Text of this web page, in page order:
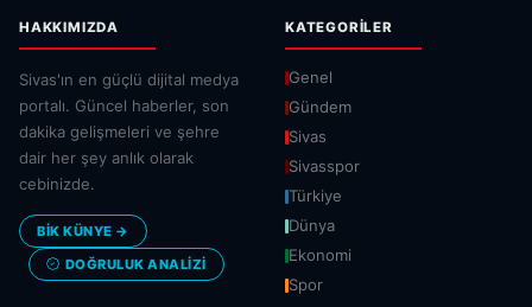
HAKKIMIZDA
Sivas'ın en güçlü dijital medya
portalı. Güncel haberler, son
dakika gelişmeleri ve şehre
dair her şey anlık olarak
cebinizde.
BİK KÜNYE →
DOĞRULUK ANALIZI
KATEGORILER
Genel
Gündem
Sivas
Sivasspor
Türkiye
Dünya
Ekonomi
Spor